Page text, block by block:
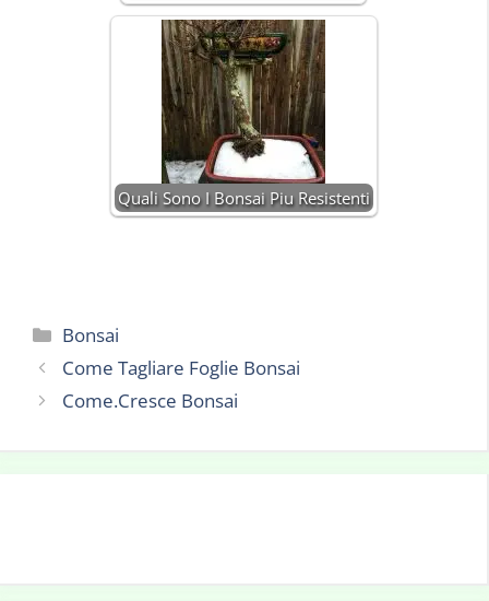
Quali Sono I Bonsai Piu Resistenti
Categorie
Bonsai
Come Tagliare Foglie Bonsai
Come.Cresce Bonsai